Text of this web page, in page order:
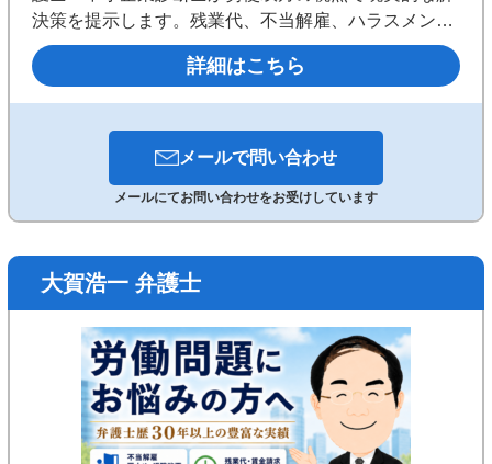
決策を提示します。残業代、不当解雇、ハラスメント
問題から企業の労務管理まで全国対応。オンライン・
チャットで迅速にサポートします。
詳細はこちら
メールで問い合わせ
メールにてお問い合わせをお受けしています
大賀浩一 弁護士